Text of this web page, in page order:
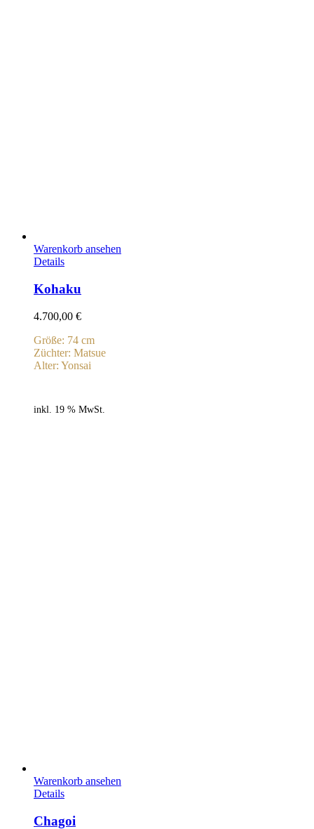
Warenkorb ansehen
Details
Kohaku
4.700,00 €
Größe: 74 cm
Züchter: Matsue
Alter: Yonsai
inkl. 19 % MwSt.
Warenkorb ansehen
Details
Chagoi